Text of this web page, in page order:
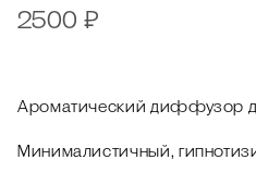
2500 ₽
Ароматический диффузор
Минималистичный,